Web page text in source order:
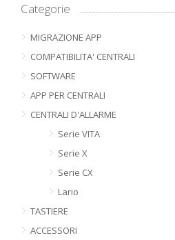
Categorie
MIGRAZIONE APP
COMPATIBILITA' CENTRALI
SOFTWARE
APP PER CENTRALI
CENTRALI D'ALLARME
Serie VITA
Serie X
Serie CX
Lario
TASTIERE
ACCESSORI